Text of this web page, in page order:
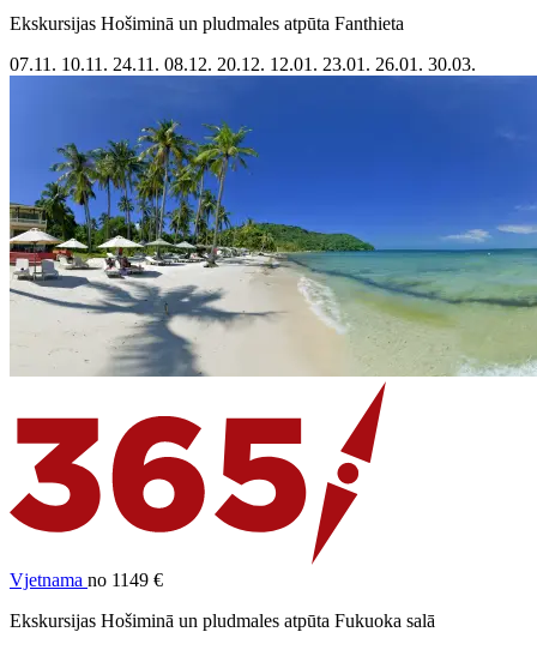
Ekskursijas Hošiminā un pludmales atpūta Fanthieta
07.11. 10.11. 24.11. 08.12. 20.12. 12.01. 23.01. 26.01. 30.03.
Vjetnama no 1149 €
Ekskursijas Hošiminā un pludmales atpūta Fukuoka salā